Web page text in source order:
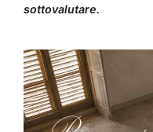
sottovalutare.